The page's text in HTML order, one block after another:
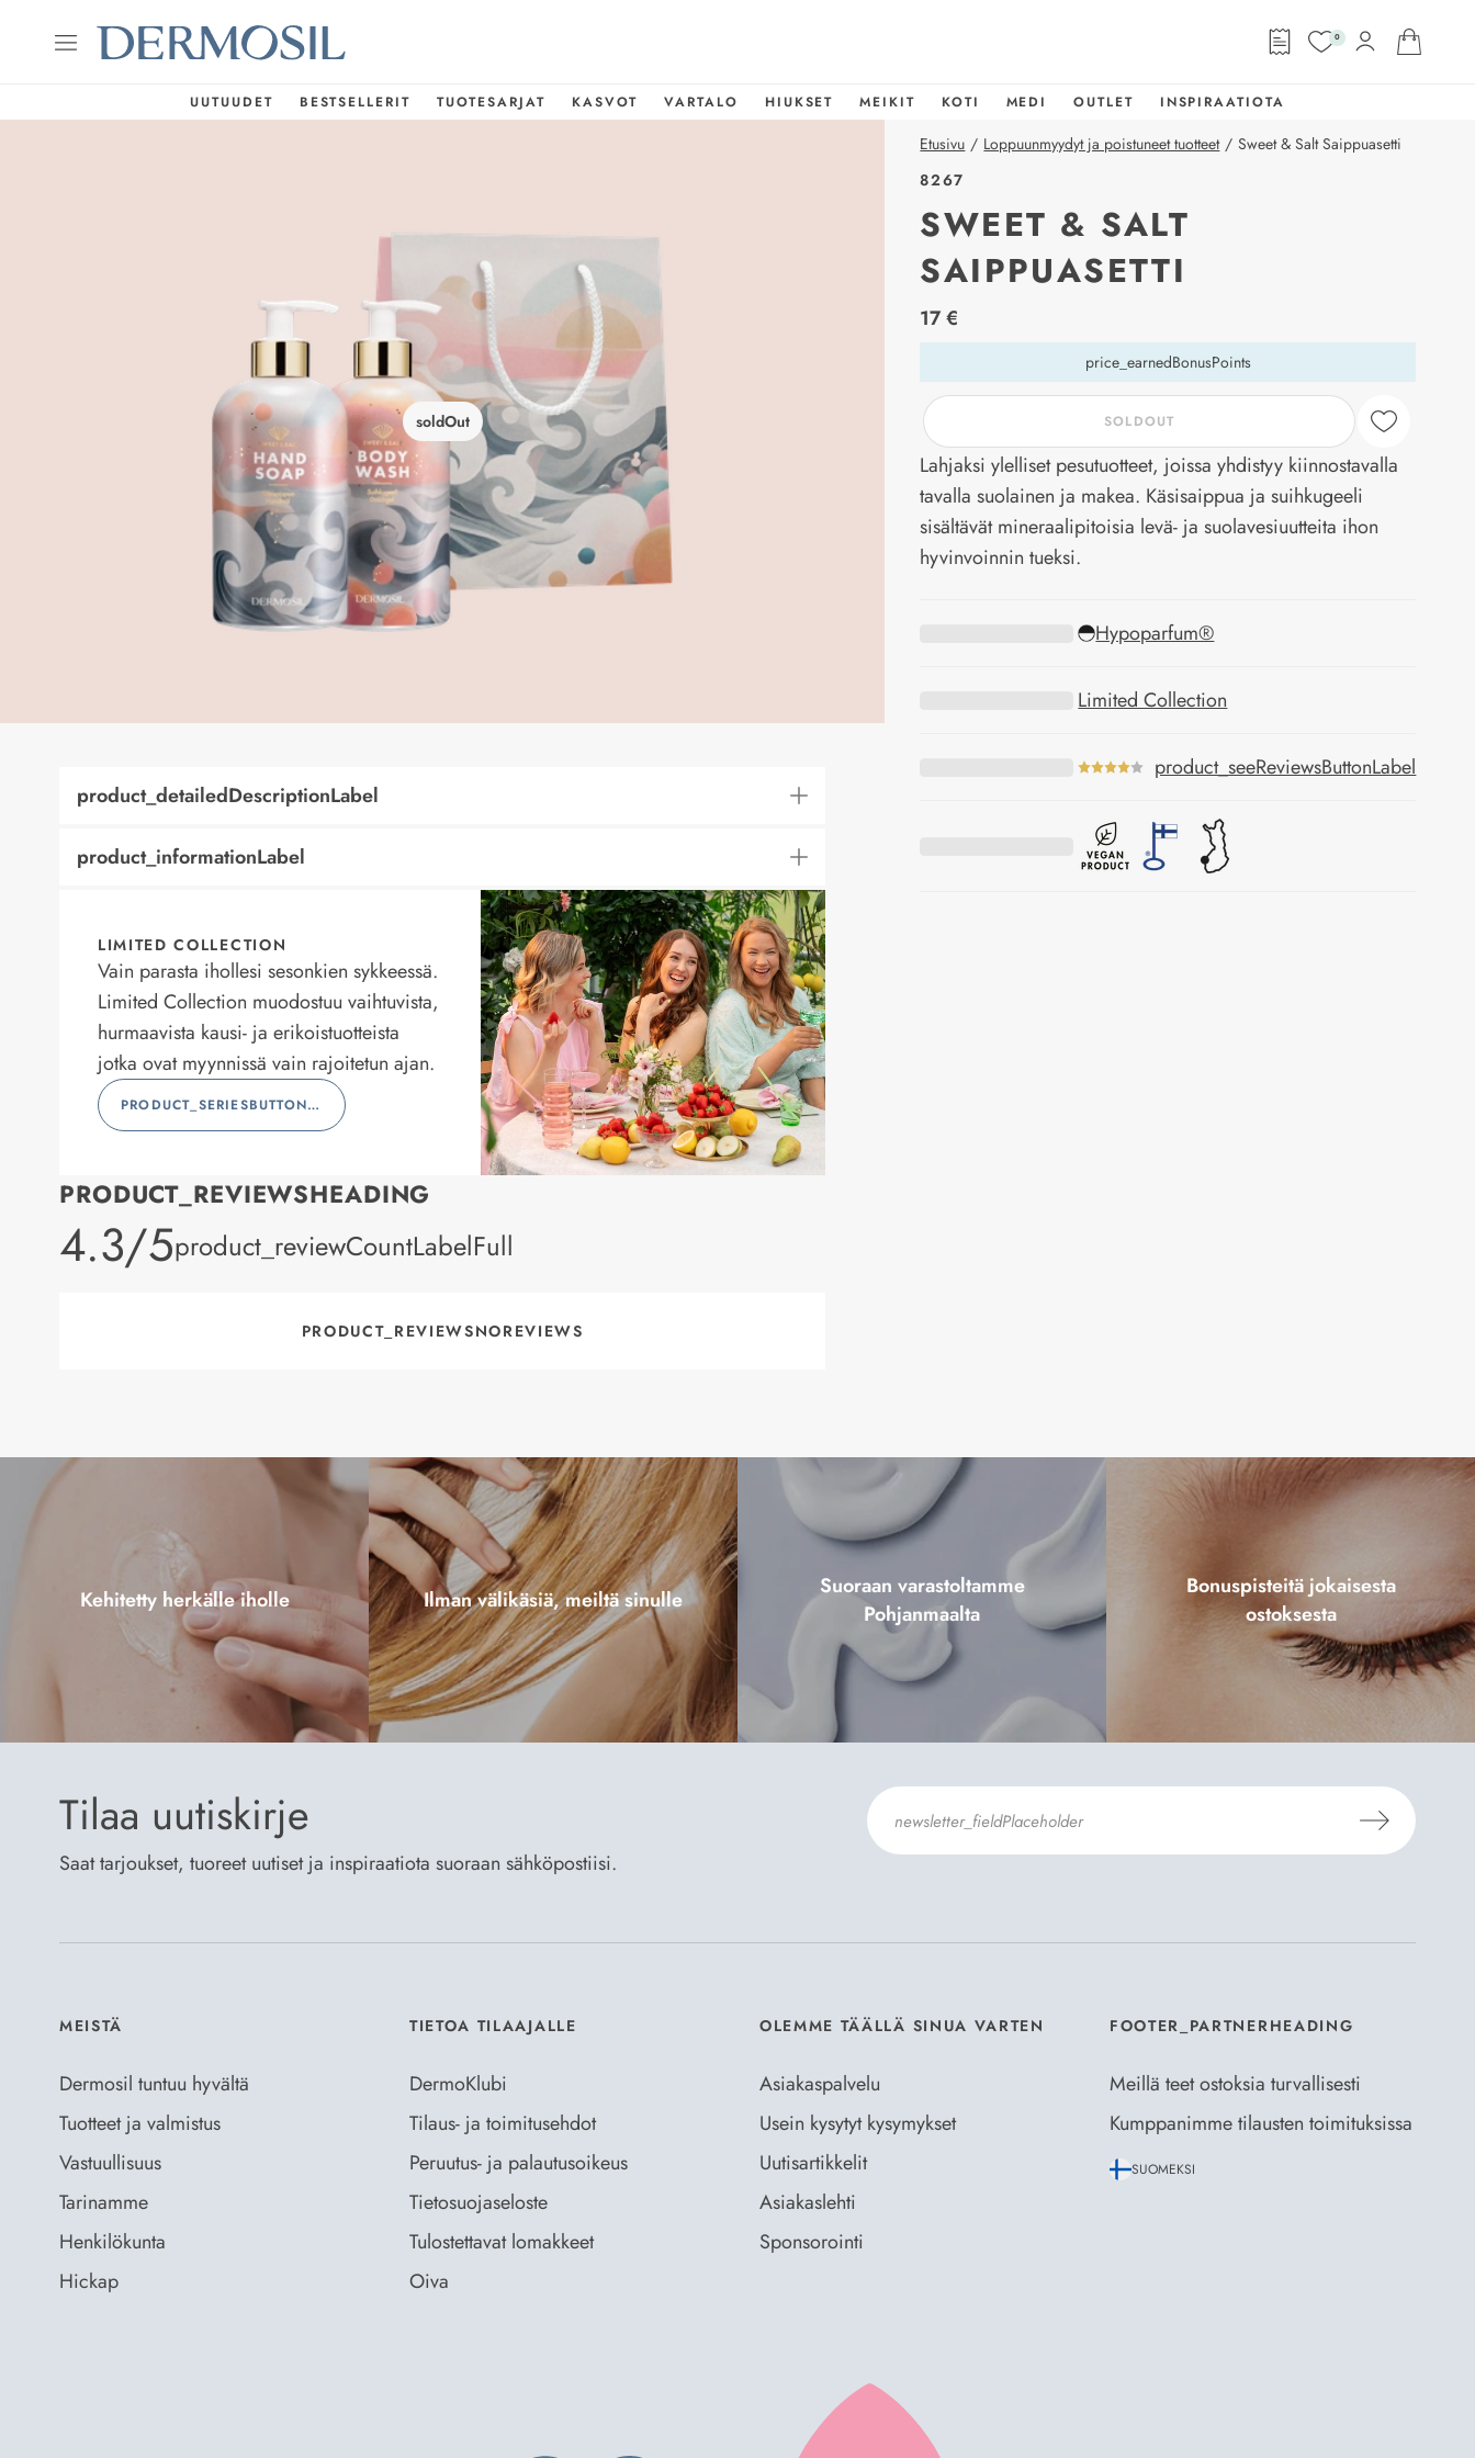
0
UUTUUDET BESTSELLERIT TUOTESARJAT KASVOT VARTALO HIUKSET MEIKIT KOTI MEDI OUTLET INSPIRAATIOTA
soldOut
Etusivu / Loppuunmyydyt ja poistuneet tuotteet / Sweet & Salt Saippuasetti
8267
SWEET & SALT
SAIPPUASETTI
price_label
17 €
price_earnedBonusPoints
SOLDOUT
Lahjaksi ylelliset pesutuotteet, joissa yhdistyy kiinnostavalla
tavalla suolainen ja makea. Käsisaippua ja suihkugeeli
sisältävät mineraalipitoisia levä- ja suolavesiuutteita ihon
hyvinvoinnin tueksi.
Hypoparfum®
Limited Collection
product_seeReviewsButtonLabel
product_detailedDescriptionLabel
product_informationLabel
LIMITED COLLECTION
Vain parasta ihollesi sesonkien sykkeessä.
Limited Collection muodostuu vaihtuvista,
hurmaavista kausi- ja erikoistuotteista
jotka ovat myynnissä vain rajoitetun ajan.
PRODUCT_SERIESBUTTONLABEL
PRODUCT_REVIEWSHEADING
product_rating
4.3/5product_reviewCountLabelFull
PRODUCT_REVIEWSNOREVIEWS
Kehitetty herkälle iholle Ilman välikäsiä, meiltä sinulle
Suoraan varastoltamme
Pohjanmaalta
Bonuspisteitä jokaisesta
ostoksesta
Tilaa uutiskirje
Saat tarjoukset, tuoreet uutiset ja inspiraatiota suoraan sähköpostiisi.
MEISTÄ
Dermosil tuntuu hyvältä
Tuotteet ja valmistus
Vastuullisuus
Tarinamme
Henkilökunta
Hickap
TIETOA TILAAJALLE
DermoKlubi
Tilaus- ja toimitusehdot
Peruutus- ja palautusoikeus
Tietosuojaseloste
Tulostettavat lomakkeet
Oiva
OLEMME TÄÄLLÄ SINUA VARTEN
Asiakaspalvelu
Usein kysytyt kysymykset
Uutisartikkelit
Asiakaslehti
Sponsorointi
FOOTER_PARTNERHEADING
Meillä teet ostoksia turvallisesti
Kumppanimme tilausten toimituksissa
SUOMEKSI